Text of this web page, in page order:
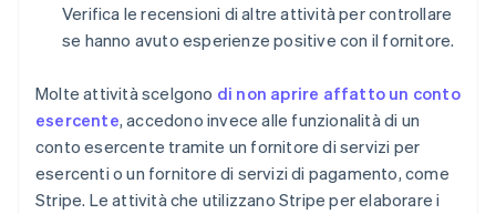
Verifica le recensioni di altre attività per controllare
se hanno avuto esperienze positive con il fornitore.
Molte attività scelgono di non aprire affatto un conto
esercente, accedono invece alle funzionalità di un
conto esercente tramite un fornitore di servizi per
esercenti o un fornitore di servizi di pagamento, come
Stripe. Le attività che utilizzano Stripe per elaborare i